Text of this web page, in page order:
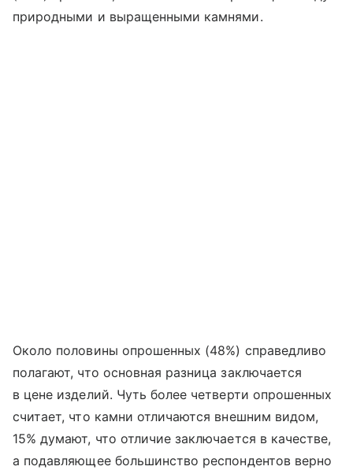
природными и выращенными камнями.
Около половины опрошенных (48%) справедливо
полагают, что основная разница заключается
в цене изделий. Чуть более четверти опрошенных
считает, что камни отличаются внешним видом,
15% думают, что отличие заключается в качестве,
а подавляющее большинство респондентов верно